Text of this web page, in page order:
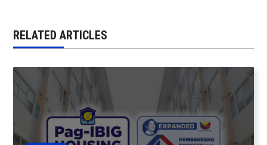
RELATED ARTICLES